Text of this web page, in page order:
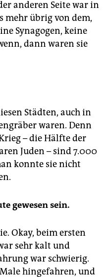
anderen Seite war in
mehr übrig von dem,
Synagogen, keine
dann waren sie
Städten, auch in
waren. Denn
– die Hälfte der
Juden – sind 7.000
konnte sie nicht
gewesen sein.
Okay, beim ersten
sehr kalt und
war schwierig.
hingefahren, und